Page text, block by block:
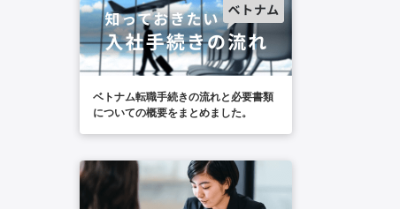
ベトナム転職手続きの流れと必要書類
についての概要をまとめました。